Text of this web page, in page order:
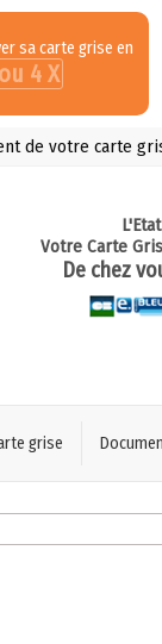
sa carte grise en
4 X
de votre carte
Votre Carte
De chez
grise